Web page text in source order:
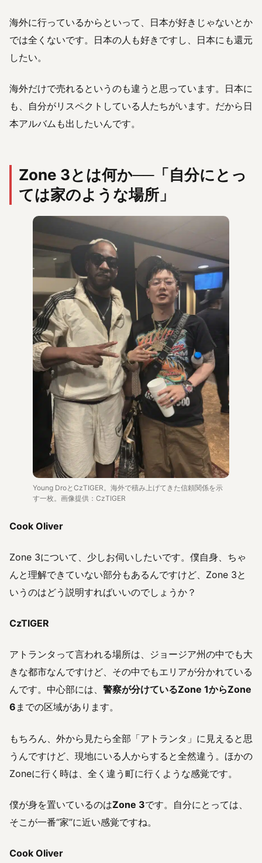
海外に行っているからといって、日本が好きじゃないとか
では全くないです。日本の人も好きですし、日本にも還元
したい。
海外だけで売れるというのも違うと思っています。日本に
も、自分がリスペクトしている人たちがいます。だから日
本アルバムも出したいんです。
Zone 3とは何か──「自分にとっ
ては家のような場所」
Young DroとCzTIGER。海外で積み上げてきた信頼関係を示
す一枚。画像提供：CzTIGER
Cook Oliver
Zone 3について、少しお伺いしたいです。僕自身、ちゃ
んと理解できていない部分もあるんですけど、Zone 3と
いうのはどう説明すればいいのでしょうか？
CzTIGER
アトランタって言われる場所は、ジョージア州の中でも大
きな都市なんですけど、その中でもエリアが分かれている
んです。中心部には、 警察が分けているZone 1からZone
6 までの区域があります。
もちろん、外から見たら全部「アトランタ」に見えると思
うんですけど、現地にいる人からすると全然違う。ほかの
Zoneに行く時は、全く違う町に行くような感覚です。
僕が身を置いているのはZone 3です。自分にとっては、
そこが一番“家”に近い感覚ですね。
Cook Oliver